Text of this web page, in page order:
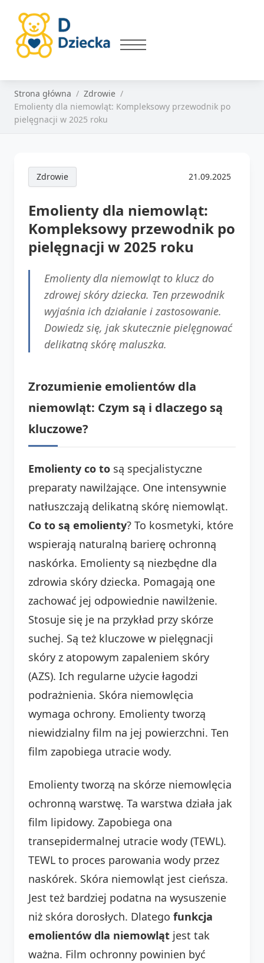
Strona główna
Zdrowie
Emolienty dla niemowląt: Kompleksowy przewodnik po
pielęgnacji w 2025 roku
Zdrowie 21.09.2025
Emolienty dla niemowląt:
Kompleksowy przewodnik po
pielęgnacji w 2025 roku
Emolienty dla niemowląt to klucz do
zdrowej skóry dziecka. Ten przewodnik
wyjaśnia ich działanie i zastosowanie.
Dowiedz się, jak skutecznie pielęgnować
delikatną skórę maluszka.
Zrozumienie emolientów dla
niemowląt: Czym są i dlaczego są
kluczowe?
Emolienty co to są specjalistyczne
preparaty nawilżające. One intensywnie
natłuszczają delikatną skórę niemowląt.
Co to są emolienty? To kosmetyki, które
wspierają naturalną barierę ochronną
naskórka. Emolienty są niezbędne dla
zdrowia skóry dziecka. Pomagają one
zachować jej odpowiednie nawilżenie.
Stosuje się je na przykład przy skórze
suchej. Są też kluczowe w pielęgnacji
skóry z atopowym zapaleniem skóry
(AZS). Ich regularne użycie łagodzi
podrażnienia. Skóra niemowlęcia
wymaga ochrony. Emolienty tworzą
niewidzialny film na jej powierzchni. Ten
film zapobiega utracie wody.
Emolienty tworzą na skórze niemowlęcia
ochronną warstwę. Ta warstwa działa jak
film lipidowy. Zapobiega ona
transepidermalnej utracie wody (TEWL).
TEWL to proces parowania wody przez
naskórek. Skóra niemowląt jest cieńsza.
Jest też bardziej podatna na wysuszenie
niż skóra dorosłych. Dlatego funkcja
emolientów dla niemowląt jest tak
ważna. Film ochronny powinien być